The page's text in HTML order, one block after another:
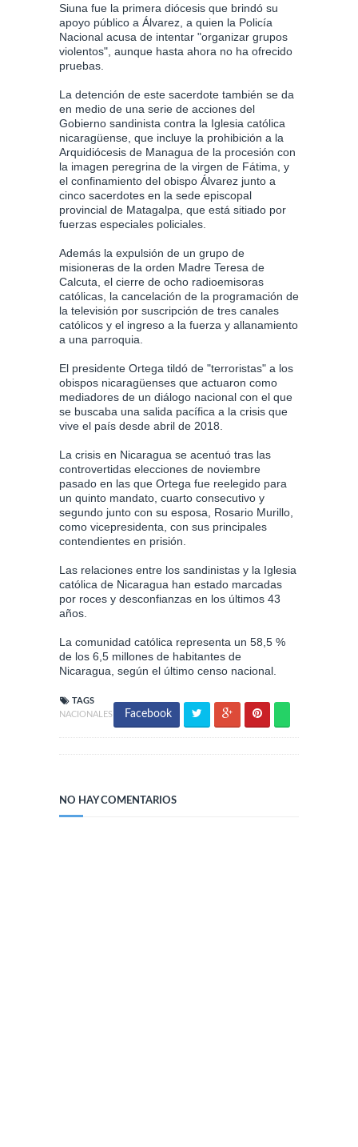
Siuna fue la primera diócesis que brindó su
apoyo público a Álvarez, a quien la Policía
Nacional acusa de intentar "organizar grupos
violentos", aunque hasta ahora no ha ofrecido
pruebas.
La detención de este sacerdote también se da
en medio de una serie de acciones del
Gobierno sandinista contra la Iglesia católica
nicaragüense, que incluye la prohibición a la
Arquidiócesis de Managua de la procesión con
la imagen peregrina de la virgen de Fátima, y
el confinamiento del obispo Álvarez junto a
cinco sacerdotes en la sede episcopal
provincial de Matagalpa, que está sitiado por
fuerzas especiales policiales.
Además la expulsión de un grupo de
misioneras de la orden Madre Teresa de
Calcuta, el cierre de ocho radioemisoras
católicas, la cancelación de la programación de
la televisión por suscripción de tres canales
católicos y el ingreso a la fuerza y allanamiento
a una parroquia.
El presidente Ortega tildó de "terroristas" a los
obispos nicaragüenses que actuaron como
mediadores de un diálogo nacional con el que
se buscaba una salida pacífica a la crisis que
vive el país desde abril de 2018.
La crisis en Nicaragua se acentuó tras las
controvertidas elecciones de noviembre
pasado en las que Ortega fue reelegido para
un quinto mandato, cuarto consecutivo y
segundo junto con su esposa, Rosario Murillo,
como vicepresidenta, con sus principales
contendientes en prisión.
Las relaciones entre los sandinistas y la Iglesia
católica de Nicaragua han estado marcadas
por roces y desconfianzas en los últimos 43
años.
La comunidad católica representa un 58,5 %
de los 6,5 millones de habitantes de
Nicaragua, según el último censo nacional.
TAGS
NACIONALES
Facebook
NO HAY COMENTARIOS